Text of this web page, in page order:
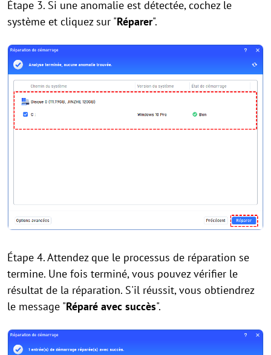
Étape 3. Si une anomalie est détectée, cochez le
système et cliquez sur "Réparer".
Étape 4. Attendez que le processus de réparation se
termine. Une fois terminé, vous pouvez vérifier le
résultat de la réparation. S'il réussit, vous obtiendrez
le message "Réparé avec succès".